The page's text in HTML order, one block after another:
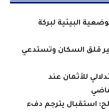
البيئية لبركة
قلق السكان وتستدعي
للأثمان عند
استقبال يترجم دفء